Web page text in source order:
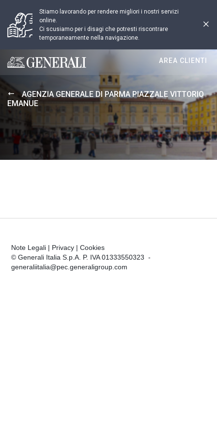
Stiamo lavorando per rendere migliori i nostri servizi
online.
Ci scusiamo per i disagi che potresti riscontrare
temporaneamente nella navigazione.
Generali logo
AREA CLIENTI
AGENZIA GENERALE DI PARMA PIAZZALE VITTORIO
EMANUE
Note Legali | Privacy | Cookies
© Generali Italia S.p.A. P. IVA 01333550323 -
generaliitalia@pec.generaligroup.com